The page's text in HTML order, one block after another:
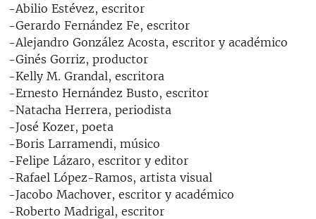
-Abilio Estévez, escritor
-Gerardo Fernández Fe, escritor
-Alejandro González Acosta, escritor y académico
-Ginés Gorriz, productor
-Kelly M. Grandal, escritora
-Ernesto Hernández Busto, escritor
-Natacha Herrera, periodista
-José Kozer, poeta
-Boris Larramendi, músico
-Felipe Lázaro, escritor y editor
-Rafael López-Ramos, artista visual
-Jacobo Machover, escritor y académico
-Roberto Madrigal, escritor